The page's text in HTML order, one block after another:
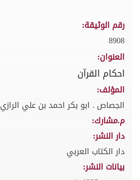
رقم الوثيقة:
8908
العنوان:
احكام القرآن
المؤلف:
الجصاص . ابو بكر احمد بن علي الرازي 370هـ
م.مشارك:
دار النشر:
دار الكتاب العربي
بيانات النشر: